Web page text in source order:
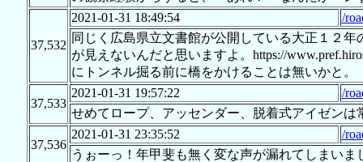
37,532
2021-01-31 18:49:54
/
同じく広島県立文書館が公開している大正１２
が見えないんだと思いますよ。https://
にトンネル掘る前に橋をかけることは無いかと。
37,533
2021-01-31 19:57:22
/
せめてロープ、アッセンダー、脱着式アイゼン
37,536
2021-01-31 23:35:52
/
うぉーっ！年甲斐も無く変な声が漏れてしまいま